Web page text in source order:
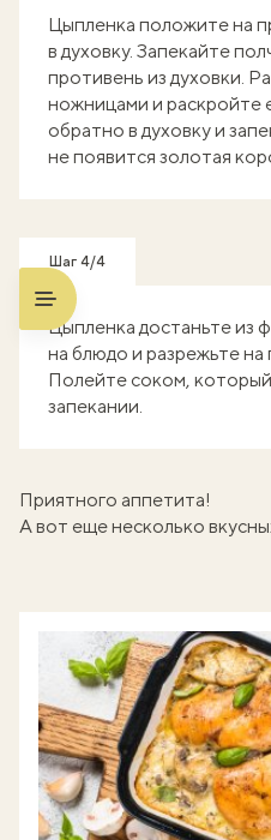
Цыпленка положите на
в духовку. Запекайте
противень из духовки.
ножницами и раскройте
обратно в духовку и
не появится золотая
Шаг 4/4
Цыпленка достаньте из
на блюдо и разрежьте
Полейте соком,
запекании.
Приятного аппетита!
А вот еще несколько